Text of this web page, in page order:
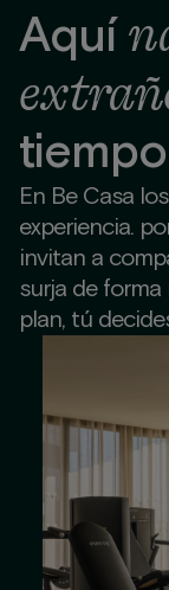
Aquí
tiempo
En Be Casa
experiencia.
invitan a
surja de
plan, tú